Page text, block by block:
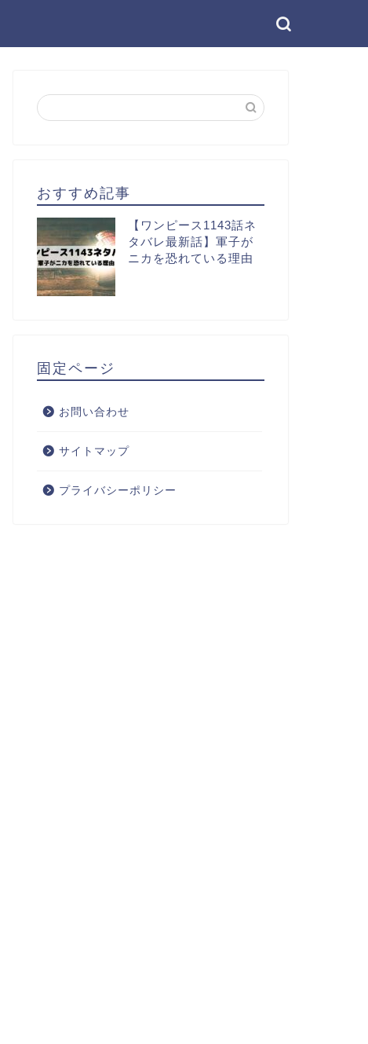
おすすめ記事
【ワンピース1143話ネ
タバレ最新話】軍子が
ニカを恐れている理由
固定ページ
お問い合わせ
サイトマップ
プライバシーポリシー